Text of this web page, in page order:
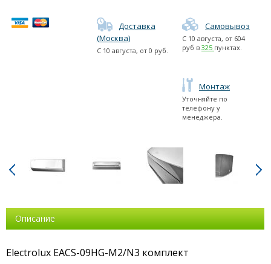
Доставка
(Москва)
С 10 августа, от 0 руб.
Самовывоз
С 10 августа, от 604
руб в 325 пунктах.
Монтаж
Уточняйте по
телефону у
менеджера.
Описание
Electrolux EACS-09HG-M2/N3 комплект